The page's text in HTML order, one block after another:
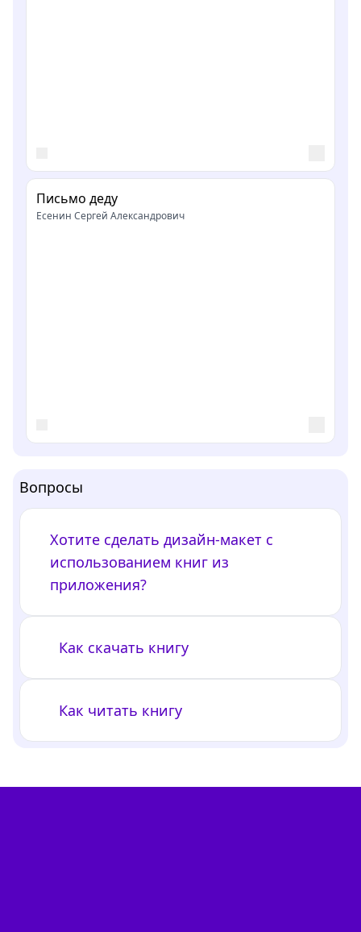
Письмо деду
Есенин Сергей Александрович
Вопросы
Хотите сделать дизайн-макет с
использованием книг из
приложения?
Как скачать книгу
Как читать книгу